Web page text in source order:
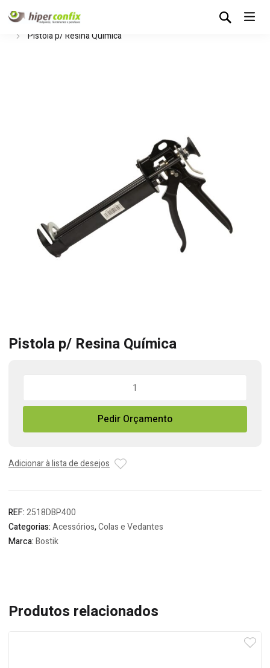
Início Loja Hipertintas
Acessórios
Pistola p/ Resina Química
Pistola p/ Resina Química
Pistola
Resina
Pedir Orçamento
Adicionar à lista de desejos
REF:2518DBP400
Categorias:Acessórios,Colas e Vedantes
Marca:Bostik
Produtos relacionados